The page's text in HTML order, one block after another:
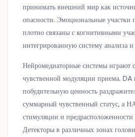
принимать внешний мир как
опасности. Эмоциональные участки
плотно связаны с когнитивными
интегрированную систему анализа и
Нейромедиаторные системы играют
чувственной модуляции приема.
побудительную ценность
суммарный чувственный статус, а
стимуляции и предрасположенности
Детекторы в различных зонах